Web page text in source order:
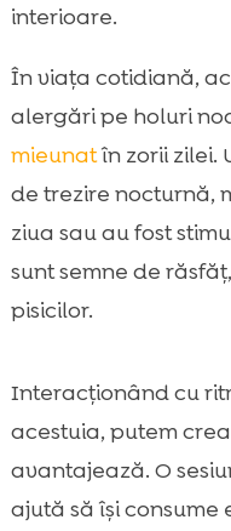
interioare.
În viața cotidiană,
alergări pe holuri
mieunatîn zorii zilei.
de trezire nocturnă,
ziua sau au fost
sunt semne de
pisicilor.
Interacționând cu
acestuia, putem
avantajează. O
ajută să își consume